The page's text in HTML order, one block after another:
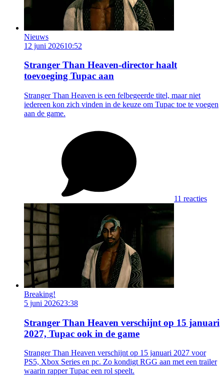
Nieuws
12 juni 202610:52
Stranger Than Heaven-director haalt
toevoeging Tupac aan
Stranger Than Heaven is een felbegeerde titel, maar niet
iedereen kon zich vinden in de keuze om Tupac toe te voegen
aan de game.
11 reacties
Breaking!
5 juni 202623:38
Stranger Than Heaven verschijnt op 15 januari
2027, Tupac ook in de game
Stranger Than Heaven verschijnt op 15 januari 2027 voor
PS5, Xbox Series en pc. Zo kondigt RGG aan met een trailer
waarin rapper Tupac een rol speelt.